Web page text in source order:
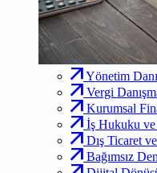
Yönetim
Vergi
Kurumsal
İş Hukuku ve
Dış Ticaret ve
Bağımsız